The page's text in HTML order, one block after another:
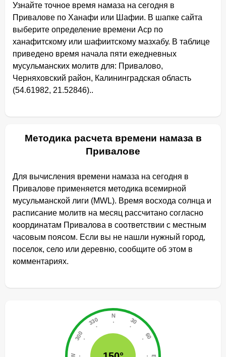
Узнайте точное время намаза на сегодня в
Привалове по Ханафи или Шафии. В шапке сайта
выберите определение времени Аср по
ханафитскому или шафиитскому мазхабу. В таблице
приведено время начала пяти ежедневных
мусульманских молитв для: Привалово,
Черняховский район, Калининградская область
(54.61982, 21.52846)..
Методика расчета времени намаза в
Привалове
Для вычисления времени намаза на сегодня в
Привалове применяется методика всемирной
мусульманской лиги (MWL). Время восхода солнца и
расписание молитв на месяц рассчитано согласно
координатам Привалова в соответствии с местным
часовым поясом. Если вы не нашли нужный город,
поселок, село или деревню, сообщите об этом в
комментариях.